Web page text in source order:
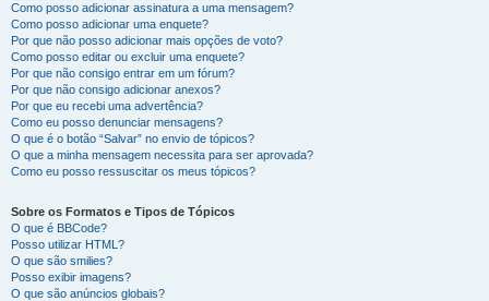
Como posso adicionar assinatura a uma mensagem?
Como posso adicionar uma enquete?
Por que não posso adicionar mais opções de voto?
Como posso editar ou excluir uma enquete?
Por que não consigo entrar em um fórum?
Por que não consigo adicionar anexos?
Por que eu recebi uma advertência?
Como eu posso denunciar mensagens?
O que é o botão “Salvar” no envio de tópicos?
O que a minha mensagem necessita para ser aprovada?
Como eu posso ressuscitar os meus tópicos?
Sobre os Formatos e Tipos de Tópicos
O que é BBCode?
Posso utilizar HTML?
O que são smilies?
Posso exibir imagens?
O que são anúncios globais?